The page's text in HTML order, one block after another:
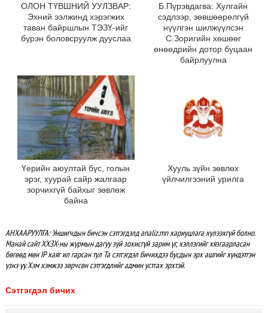
ОЛОН ТҮВШНИЙ УУЛЗВАР:
Эхний ээлжинд хэрэгжих
таван байршлын ТЭЗҮ-ийг
бүрэн боловсруулж дууслаа
Б.Пүрэвдагва: Хулгайн
сэдлээр, зөвшөөрөлгүй
нүүлгэн шилжүүлсэн
С.Зоригийн хөшөөг
өнөөдрийн дотор буцаан
байрлуулна
Үерийн аюултай бүс, голын
эрэг, хуурай сайр жалгаар
зорчихгүй байхыг зөвлөж
байна
Хууль зүйн зөвлөх
үйлчилгээний урилга
АНХААРУУЛГА: Уншигчдын бичсэн сэтгэгдэлд analiz.mn хариуцлага хүлээхгүй болно.
Манай сайт ХХЗХ-ны журмын дагуу зүй зохисгүй зарим үг, хэллэгийг хязгаарласан
бөгөөд мөн IP хаяг ил гарсан тул Та сэтгэгдэл бичихдээ бусдын эрх ашгийг хүндэтгэн
үзнэ үү. Хэм хэмжээ зөрчсөн сэтгэгдлийг админ устгах эрхтэй.
Сэтгэгдэл бичих